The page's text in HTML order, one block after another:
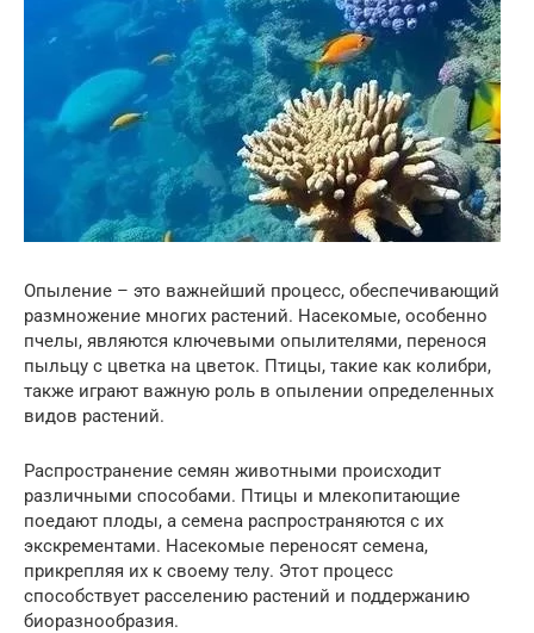
Опыление – это важнейший процесс, обеспечивающий
размножение многих растений. Насекомые, особенно
пчелы, являются ключевыми опылителями, перенося
пыльцу с цветка на цветок. Птицы, такие как колибри,
также играют важную роль в опылении определенных
видов растений.
Распространение семян животными происходит
различными способами. Птицы и млекопитающие
поедают плоды, а семена распространяются с их
экскрементами. Насекомые переносят семена,
прикрепляя их к своему телу. Этот процесс
способствует расселению растений и поддержанию
биоразнообразия.